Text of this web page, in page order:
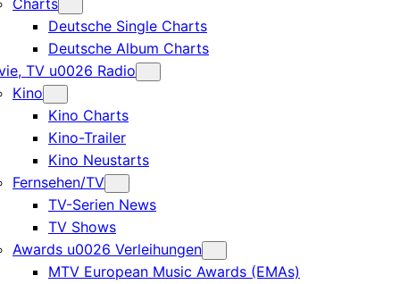
Charts
Deutsche Single Charts
Deutsche Album Charts
TV u0026 Radio
Kino
Kino Charts
Kino-Trailer
Kino Neustarts
Fernsehen/TV
TV-Serien News
TV Shows
Awards u0026 Verleihungen
MTV European Music Awards (EMAs)